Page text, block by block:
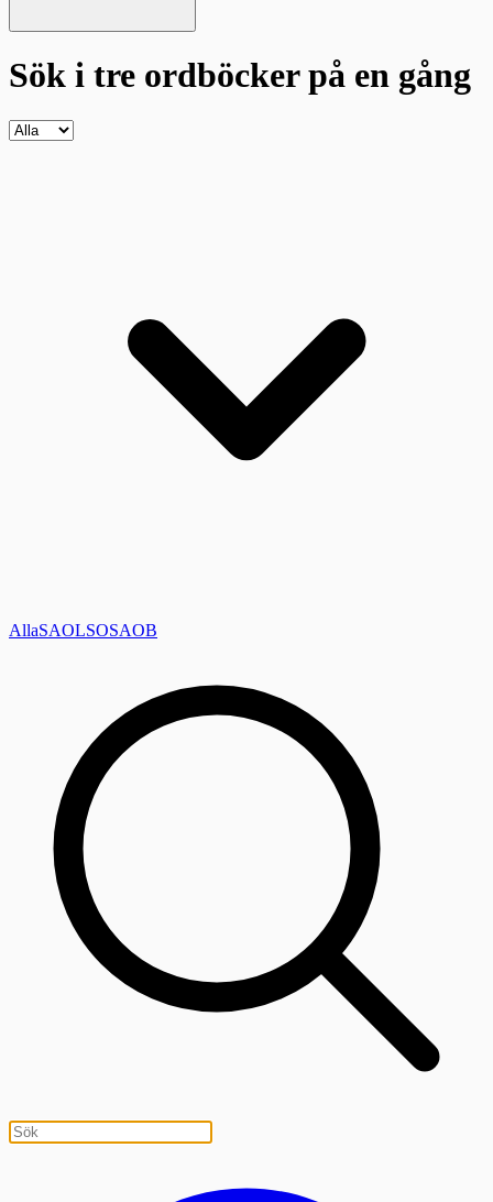
Sök i tre ordböckerpå en gång
AllaSAOLSOSAOB